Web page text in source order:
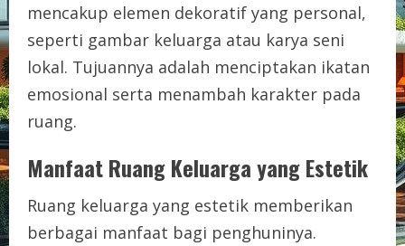
mencakup elemen dekoratif yang personal,
seperti gambar keluarga atau karya seni
lokal. Tujuannya adalah menciptakan ikatan
emosional serta menambah karakter pada
ruang.
Manfaat Ruang Keluarga yang Estetik
Ruang keluarga yang estetik memberikan
berbagai manfaat bagi penghuninya.